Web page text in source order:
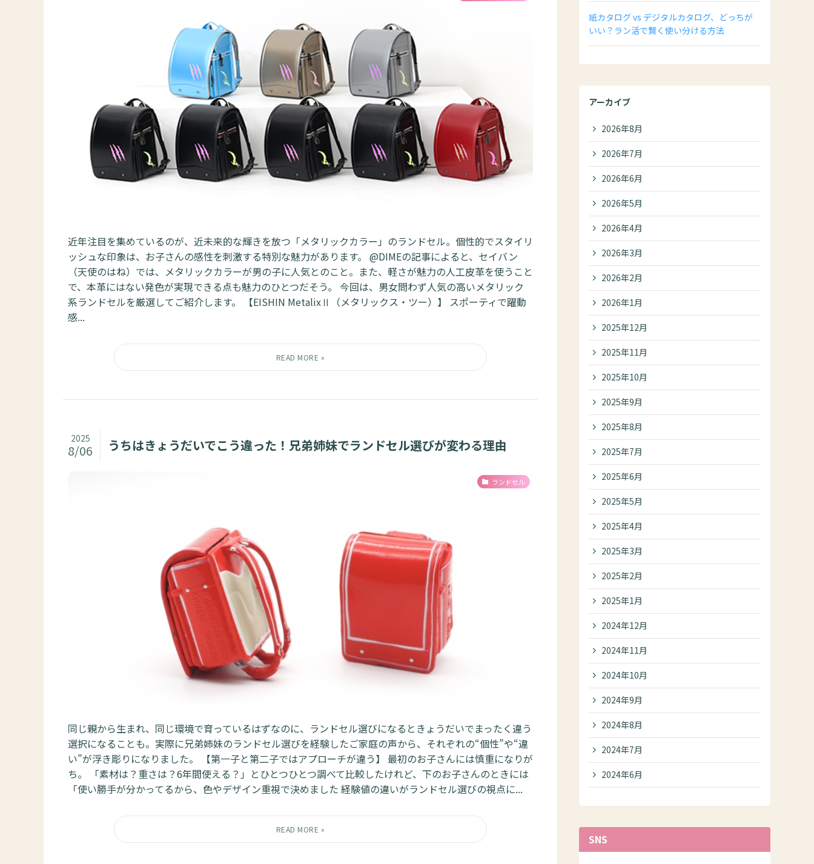
近年注目を集めているのが、近未来的な輝きを放つ「メタリックカラー」のランドセル。個性的でスタイリ
ッシュな印象は、お子さんの感性を刺激する特別な魅力があります。 @DIMEの記事によると、セイバン
（天使のはね）では、メタリックカラーが男の子に人気とのこと。また、軽さが魅力の人工皮革を使うこと
で、本革にはない発色が実現できる点も魅力のひとつだそう。 今回は、男女問わず人気の高いメタリック
系ランドセルを厳選してご紹介します。 【EISHIN MetalixⅡ（メタリックス・ツー）】 スポーティで躍動
感...
うちはきょうだいでこう違った！兄弟姉妹でランドセル選びが変わる理由
2025
8/06
ランドセル
同じ親から生まれ、同じ環境で育っているはずなのに、ランドセル選びになるときょうだいでまったく違う
選択になることも。実際に兄弟姉妹のランドセル選びを経験したご家庭の声から、それぞれの“個性”や“違
い”が浮き彫りになりました。 【第一子と第二子ではアプローチが違う】 最初のお子さんには慎重になりが
ち。 「素材は？重さは？6年間使える？」とひとつひとつ調べて比較したけれど、下のお子さんのときには
「使い勝手が分かってるから、色やデザイン重視で決めました 経験値の違いがランドセル選びの視点に...
紙カタログ vs デジタルカタログ、どっちが
いい？ラン活で賢く使い分ける方法
アーカイブ
2026年8月
2026年7月
2026年6月
2026年5月
2026年4月
2026年3月
2026年2月
2026年1月
2025年12月
2025年11月
2025年10月
2025年9月
2025年8月
2025年7月
2025年6月
2025年5月
2025年4月
2025年3月
2025年2月
2025年1月
2024年12月
2024年11月
2024年10月
2024年9月
2024年8月
2024年7月
2024年6月
SNS